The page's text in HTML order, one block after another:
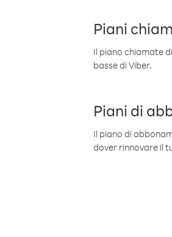
Piani
Il piano chiamate
basse di Viber.
Piani di
Il piano di
dover rinnovare il